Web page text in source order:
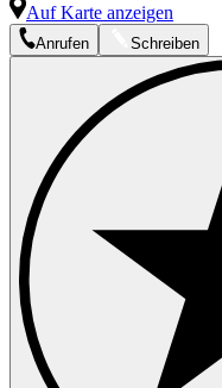
Auf Karte anzeigen
Anrufen Schreiben